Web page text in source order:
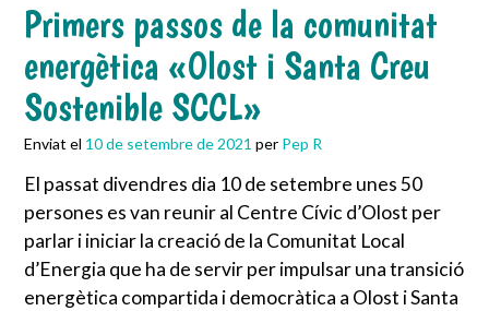
Primers passos de la comunitat
energètica «Olost i Santa Creu
Sostenible SCCL»
Enviat el 10 de setembre de 2021 per Pep R
El passat divendres dia 10 de setembre unes 50
persones es van reunir al Centre Cívic d’Olost per
parlar i iniciar la creació de la Comunitat Local
d’Energia que ha de servir per impulsar una transició
energètica compartida i democràtica a Olost i Santa